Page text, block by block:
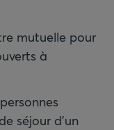
mutuelle pour
à
séjour d’un